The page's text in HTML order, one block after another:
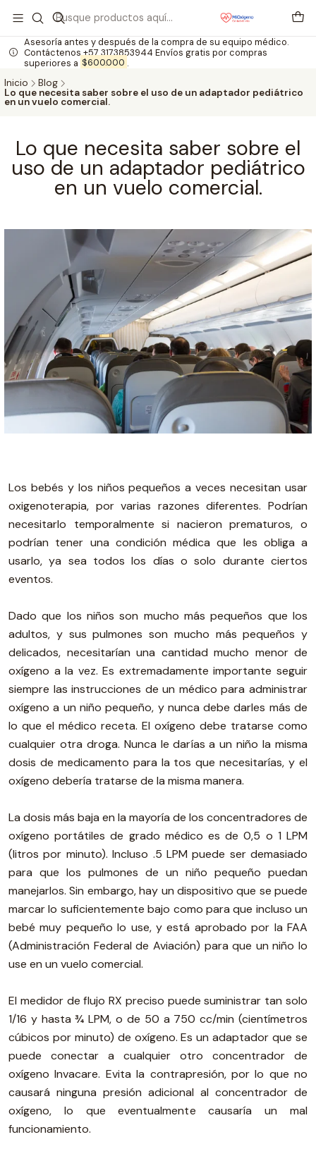
Asesoría antes y después de la compra de su equipo médico.
Contáctenos +57 3173853944 Envíos gratis por compras
superiores a $600.000 .
Inicio
Blog
Lo que necesita saber sobre el uso de un adaptador pediátrico
en un vuelo comercial.
Lo que necesita saber sobre el
uso de un adaptador pediátrico
en un vuelo comercial.
Los bebés y los niños pequeños a veces necesitan usar
oxigenoterapia, por varias razones diferentes. Podrían
necesitarlo temporalmente si nacieron prematuros, o
podrían tener una condición médica que les obliga a
usarlo, ya sea todos los días o solo durante ciertos
eventos.
Dado que los niños son mucho más pequeños que los
adultos, y sus pulmones son mucho más pequeños y
delicados, necesitarían una cantidad mucho menor de
oxígeno a la vez. Es extremadamente importante seguir
siempre las instrucciones de un médico para administrar
oxígeno a un niño pequeño, y nunca debe darles más de
lo que el médico receta. El oxígeno debe tratarse como
cualquier otra droga. Nunca le darías a un niño la misma
dosis de medicamento para la tos que necesitarías, y el
oxígeno debería tratarse de la misma manera.
La dosis más baja en la mayoría de los concentradores de
oxígeno portátiles de grado médico es de 0,5 o 1 LPM
(litros por minuto). Incluso .5 LPM puede ser demasiado
para que los pulmones de un niño pequeño puedan
manejarlos. Sin embargo, hay un dispositivo que se puede
marcar lo suficientemente bajo como para que incluso un
bebé muy pequeño lo use, y está aprobado por la FAA
(Administración Federal de Aviación) para que un niño lo
use en un vuelo comercial.
El medidor de flujo RX preciso puede suministrar tan solo
1/16 y hasta ¾ LPM, o de 50 a 750 cc/min (cientímetros
cúbicos por minuto) de oxígeno. Es un adaptador que se
puede conectar a cualquier otro concentrador de
oxígeno Invacare. Evita la contrapresión, por lo que no
causará ninguna presión adicional al concentrador de
oxígeno, lo que eventualmente causaría un mal
funcionamiento.